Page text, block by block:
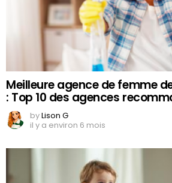
Meilleure agence de femme
: Top 10 des agences
byLison G
il y a environ 6 mois